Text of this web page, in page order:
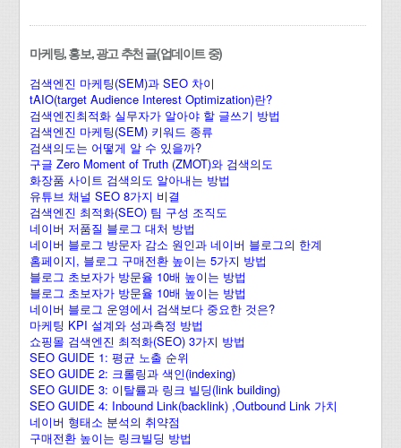
마케팅, 홍보, 광고 추천 글(업데이트 중)
검색엔진 마케팅(SEM)과 SEO 차이
tAIO(target Audience Interest Optimization)란?
검색엔진최적화 실무자가 알아야 할 글쓰기 방법
검색엔진 마케팅(SEM) 키워드 종류
검색의도는 어떻게 알 수 있을까?
구글 Zero Moment of Truth (ZMOT)와 검색의도
화장품 사이트 검색의도 알아내는 방법
유튜브 채널 SEO 8가지 비결
검색엔진 최적화(SEO) 팀 구성 조직도
네이버 저품질 블로그 대처 방법
네이버 블로그 방문자 감소 원인과 네이버 블로그의 한계
홈페이지, 블로그 구매전환 높이는 5가지 방법
블로그 초보자가 방문율 10배 높이는 방법
블로그 초보자가 방문율 10배 높이는 방법
네이버 블로그 운영에서 검색보다 중요한 것은?
마케팅 KPI 설계와 성과측정 방법
쇼핑몰 검색엔진 최적화(SEO) 3가지 방법
SEO GUIDE 1: 평균 노출 순위
SEO GUIDE 2: 크롤링과 색인(indexing)
SEO GUIDE 3: 이탈률과 링크 빌딩(link building)
SEO GUIDE 4: Inbound Link(backlink) ,Outbound Link 가치
네이버 형태소 분석의 취약점
구매전환 높이는 링크빌딩 방법